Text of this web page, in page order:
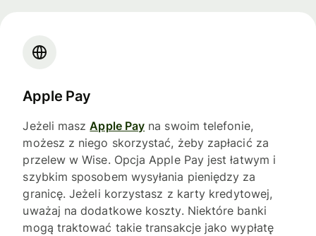
Apple Pay
Jeżeli maszApple Pay na swoim telefonie,
możesz z niego skorzystać, żeby zapłacić za
przelew w Wise. Opcja Apple Pay jest łatwym i
szybkim sposobem wysyłania pieniędzy za
granicę. Jeżeli korzystasz z karty kredytowej,
uważaj na dodatkowe koszty. Niektóre banki
mogą traktować takie transakcje jako wypłatę